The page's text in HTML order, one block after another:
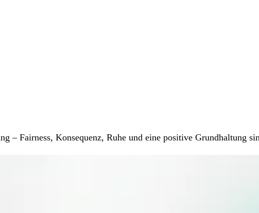
– Fairness, Konsequenz, Ruhe und eine positive Grundhaltung